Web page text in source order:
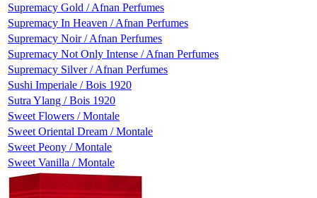
Supremacy Gold / Afnan Perfumes
Supremacy In Heaven / Afnan Perfumes
Supremacy Noir / Afnan Perfumes
Supremacy Not Only Intense / Afnan Perfumes
Supremacy Silver / Afnan Perfumes
Sushi Imperiale / Bois 1920
Sutra Ylang / Bois 1920
Sweet Flowers / Montale
Sweet Oriental Dream / Montale
Sweet Peony / Montale
Sweet Vanilla / Montale